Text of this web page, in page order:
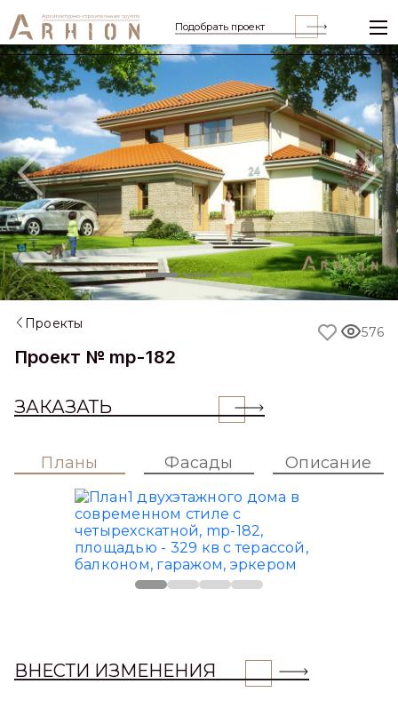
Подобрать проект
Previous
Проекты
Проект № mp-182
ЗАКАЗАТЬ
576
Планы Фасады Описание
ВНЕСТИ ИЗМЕНЕНИЯ